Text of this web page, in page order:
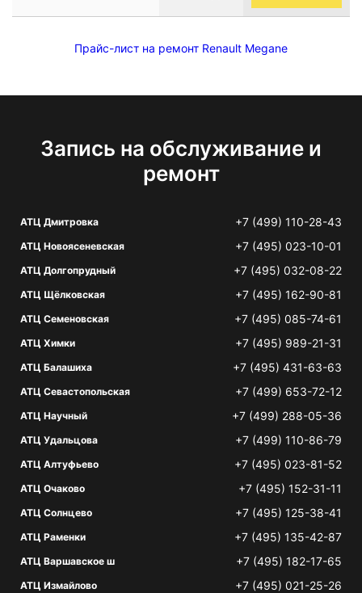
Прайс-лист на ремонт Renault Megane
Запись на обслуживание и
ремонт
АТЦ Дмитровка +7 (499) 110-28-43
АТЦ Новоясеневская +7 (495) 023-10-01
АТЦ Долгопрудный +7 (495) 032-08-22
АТЦ Щёлковская +7 (495) 162-90-81
АТЦ Семеновская +7 (495) 085-74-61
АТЦ Химки +7 (495) 989-21-31
АТЦ Балашиха +7 (495) 431-63-63
АТЦ Севастопольская +7 (499) 653-72-12
АТЦ Научный +7 (499) 288-05-36
АТЦ Удальцова +7 (499) 110-86-79
АТЦ Алтуфьево +7 (495) 023-81-52
АТЦ Очаково +7 (495) 152-31-11
АТЦ Солнцево +7 (495) 125-38-41
АТЦ Раменки +7 (495) 135-42-87
АТЦ Варшавское ш +7 (495) 182-17-65
АТЦ Измайлово +7 (495) 021-25-26